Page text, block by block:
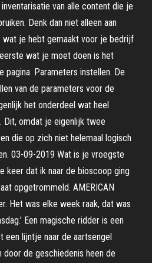
van alle content die je
Denk dan niet alleen aan
wat je hebt gemaakt voor je bedrijf
wat je moet doen is het
pagina. Parameters instellen. De
van de parameters voor de
het onderdeel wat heel
Dit, omdat je eigenlijk twee
die op zich niet helemaal logisch
03-09-2019 Wat is je vroegste
keer dat ik naar de bioscoop ging
opgetrommeld. AMERICAN
Het was elke week raak, dat was
Een magische ridder is een
een lijntje naar de aartsengel
door de geschiedenis heen de